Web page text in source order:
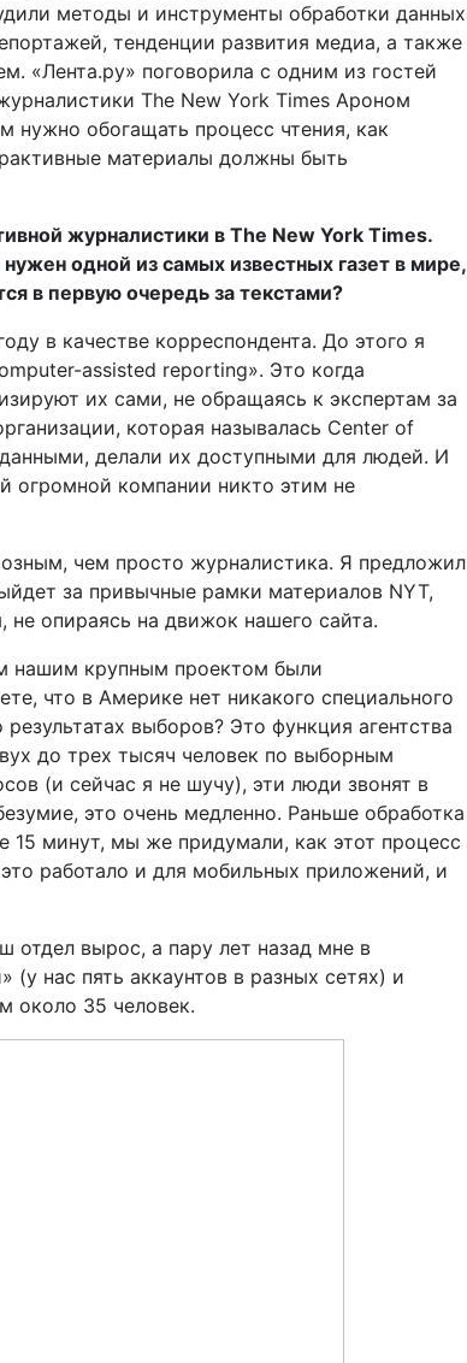
методы и инструменты обработки данных
тенденции развития медиа, а также
«Лента.ру» поговорила с одним из гостей
The New York Times Ароном
обогащать процесс чтения, как
материалы должны быть
журналистики в The New York Times.
одной из самых известных газет в мире,
в первую очередь за текстами?
в качестве корреспондента. До этого я
assisted reporting». Это когда
их сами, не обращаясь к экспертам за
которая называлась Center of
делали их доступными для людей. И
огромной компании никто этим не
чем просто журналистика. Я предложил
за привычные рамки материалов NYT,
опираясь на движок нашего сайта.
нашим крупным проектом были
что в Америке нет никакого специального
выборов? Это функция агентства
до трех тысяч человек по выборным
(и сейчас я не шучу), эти люди звонят в
это очень медленно. Раньше обработка
15 минут, мы же придумали, как этот процесс
работало и для мобильных приложений, и
отдел вырос, а пару лет назад мне в
нас пять аккаунтов в разных сетях) и
около 35 человек.